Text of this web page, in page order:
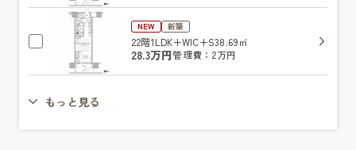
NEW 新築
22階1LDK+WIC+S38.69㎡
28.3万円管理費：2万円
もっと見る